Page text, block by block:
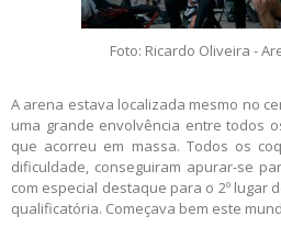
Foto: Ricardo Oliveira -
A arena estava localizada mesmo no
uma grande envolvência entre todos
que acorreu em massa. Todos os
dificuldade, conseguiram apurar-se
com especial destaque para o 2º lugar
qualificatória. Começava bem este